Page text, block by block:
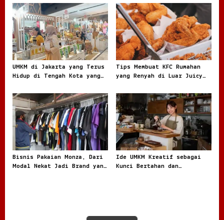
n
Besar
UMKM di Jakarta yang Terus
Hidup di Tengah Kota yang
Tips Membuat KFC Rumahan
yang Renyah di Luar Juicy
Bisnis Pakaian Monza, Dari
Modal Nekat Jadi Brand yang
Ide UMKM Kreatif sebagai
Kunci Bertahan dan